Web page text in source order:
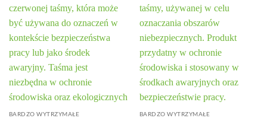
BARDZO WYTRZYMAŁE BARDZO WYTRZYMAŁE